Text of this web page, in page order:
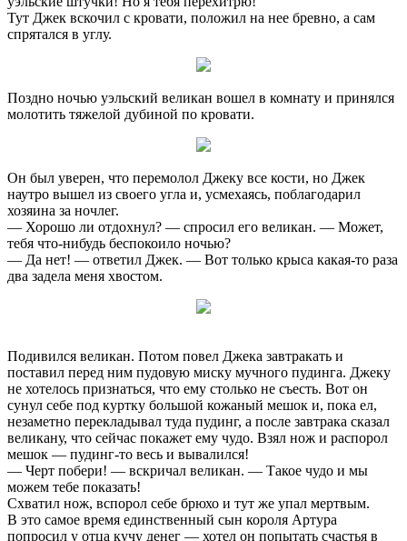
Тут Джек вскочил с кровати, положил на нее бревно, а сам
спрятался в углу.
Поздно ночью уэльский великан вошел в комнату и принялся
молотить тяжелой дубиной по кровати.
Он был уверен, что перемолол Джеку все кости, но Джек
наутро вышел из своего угла и, усмехаясь, поблагодарил
хозяина за ночлег.
— Хорошо ли отдохнул? — спросил его великан. — Может,
тебя что-нибудь беспокоило ночью?
— Да нет! — ответил Джек. — Вот только крыса какая-то раза
два задела меня хвостом.
Подивился великан. Потом повел Джека завтракать и
поставил перед ним пудовую миску мучного пудинга. Джеку
не хотелось признаться, что ему столько не съесть. Вот он
сунул себе под куртку большой кожаный мешок и, пока ел,
незаметно перекладывал туда пудинг, а после завтрака сказал
великану, что сейчас покажет ему чудо. Взял нож и распорол
мешок — пудинг-то весь и вывалился!
— Черт побери! — вскричал великан. — Такое чудо и мы
можем тебе показать!
Схватил нож, вспорол себе брюхо и тут же упал мертвым.
В это самое время единственный сын короля Артура
попросил у отца кучу денег — хотел он попытать счастья в